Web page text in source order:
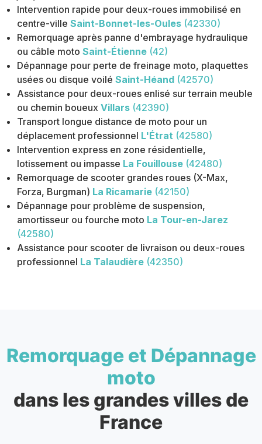
Intervention rapide pour deux-roues immobilisé en
centre-ville Saint-Bonnet-les-Oules (42330)
Remorquage après panne d'embrayage hydraulique
ou câble moto Saint-Étienne (42)
Dépannage pour perte de freinage moto, plaquettes
usées ou disque voilé Saint-Héand (42570)
Assistance pour deux-roues enlisé sur terrain meuble
ou chemin boueux Villars (42390)
Transport longue distance de moto pour un
déplacement professionnel L'Étrat (42580)
Intervention express en zone résidentielle,
lotissement ou impasse La Fouillouse (42480)
Remorquage de scooter grandes roues (X-Max,
Forza, Burgman) La Ricamarie (42150)
Dépannage pour problème de suspension,
amortisseur ou fourche moto La Tour-en-Jarez
(42580)
Assistance pour scooter de livraison ou deux-roues
professionnel La Talaudière (42350)
Remorquage et Dépannage
moto
dans les grandes villes de
France